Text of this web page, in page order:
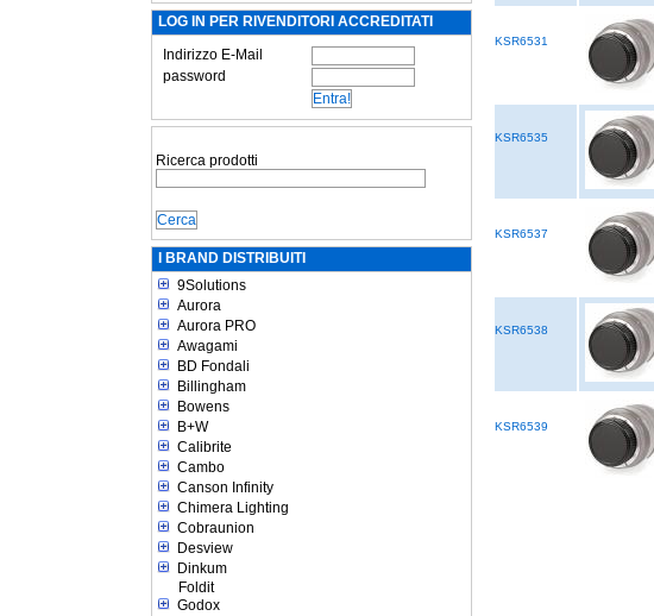
LOG IN PER RIVENDITORI ACCREDITATI
Indirizzo E-Mail
password
Ricerca prodotti
I BRAND DISTRIBUITI
9Solutions
Aurora
Aurora PRO
Awagami
BD Fondali
Billingham
Bowens
B+W
Calibrite
Cambo
Canson Infinity
Chimera Lighting
Cobraunion
Desview
Dinkum
Foldit
Godox
KSR6531
KSR6535
KSR6537
KSR6538
KSR6539